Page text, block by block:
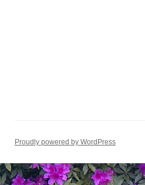
Proudly powered by WordPress